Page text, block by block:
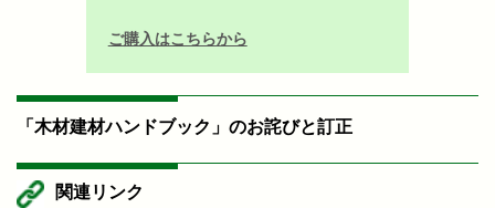
ご購入はこちらから
「木材建材ハンドブック」のお詫びと訂正
関連リンク